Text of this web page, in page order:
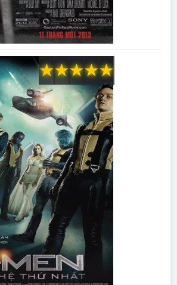
★
★
★
★
★